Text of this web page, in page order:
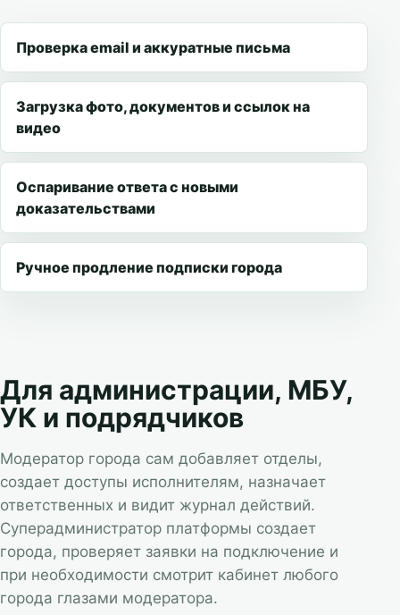
Проверка email и аккуратные письма
Загрузка фото, документов и ссылок на
видео
Оспаривание ответа с новыми
доказательствами
Ручное продление подписки города
Для администрации, МБУ,
УК и подрядчиков
Модератор города сам добавляет отделы,
создает доступы исполнителям, назначает
ответственных и видит журнал действий.
Суперадминистратор платформы создает
города, проверяет заявки на подключение и
при необходимости смотрит кабинет любого
города глазами модератора.